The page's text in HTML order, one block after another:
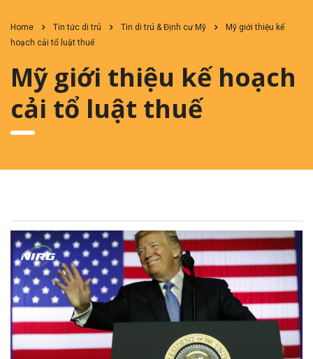
Home Tin tức di trú Tin di trú & Định cư Mỹ
Mỹ giới thiệu kế
hoạch cải tổ luật thuế
Mỹ giới thiệu kế hoạch
cải tổ luật thuế